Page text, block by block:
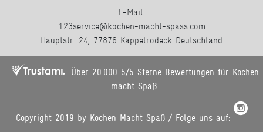
E-Mail:
123service@kochen-macht-spass.com
Hauptstr. 24, 77876 Kappelrodeck Deutschland
Über 20.000 5/5 Sterne Bewertungen für Kochen
macht Spaß.
Copyright 2019 by Kochen Macht Spaß / Folge uns auf: